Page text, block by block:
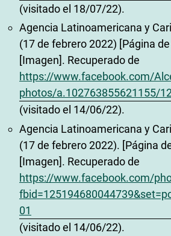
(visitado el 18/07/22).
Agencia Latinoamericana y
(17 de febrero 2022) [Página
[Imagen]. Recuperado de
https://www.facebook.com/
photos/a.102763855621155/
(visitado el 14/06/22).
Agencia Latinoamericana y
(17 de febrero 2022). [Página
[Imagen]. Recuperado de
https://www.facebook.com/
01
(visitado el 14/06/22).